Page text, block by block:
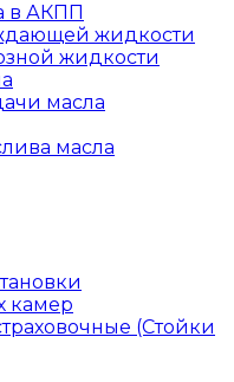
в АКПП
жидкости
жидкости
масла
масла
камер
(Стойки